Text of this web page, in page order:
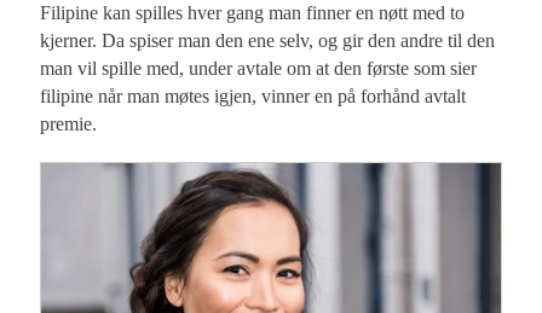
Filipine kan spilles hver gang man finner en nøtt med to
kjerner. Da spiser man den ene selv, og gir den andre til den
man vil spille med, under avtale om at den første som sier
filipine når man møtes igjen, vinner en på forhånd avtalt
premie.